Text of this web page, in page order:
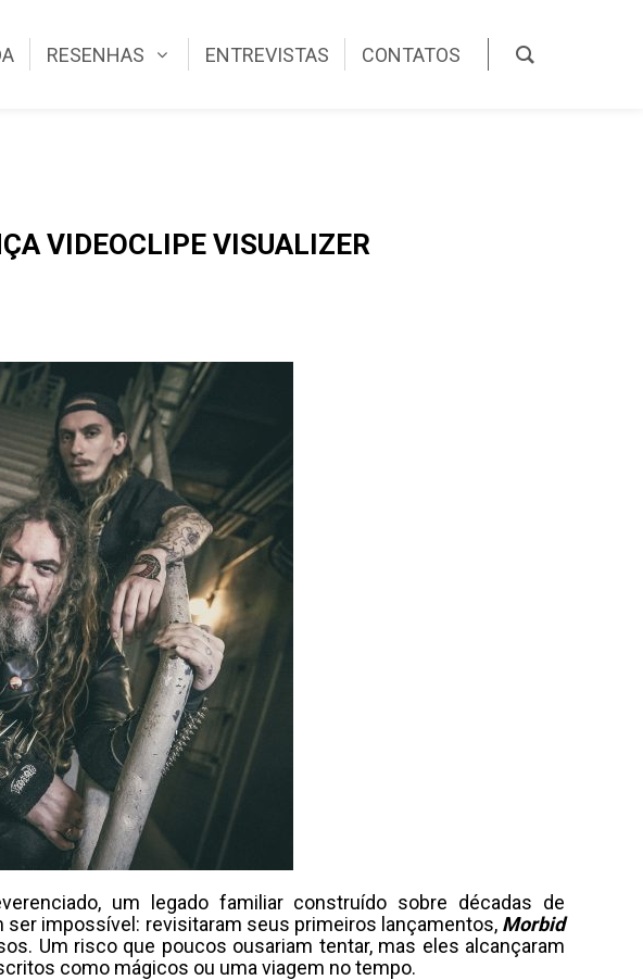
RESENHAS ENTREVISTAS CONTATOS
VIDEOCLIPE VISUALIZER
um legado familiar construído sobre décadas de
ser impossível: revisitaram seus primeiros lançamentos, Morbid
Um risco que poucos ousariam tentar, mas eles alcançaram
como mágicos ou uma viagem no tempo.